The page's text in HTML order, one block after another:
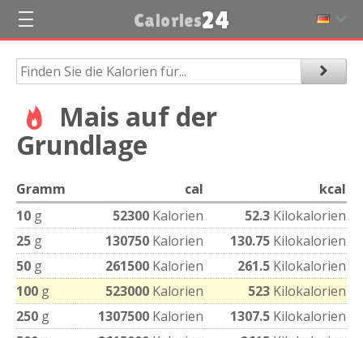
Calories24
Mais auf der
Grundlage
Gramm cal
kcal
10 g 52300 Kalorien 52.3 Kilokalorien
25 g 130750 Kalorien 130.75 Kilokalorien
50 g 261500 Kalorien 261.5 Kilokalorien
100 g 523000 Kalorien 523 Kilokalorien
250 g 1307500 Kalorien 1307.5 Kilokalorien